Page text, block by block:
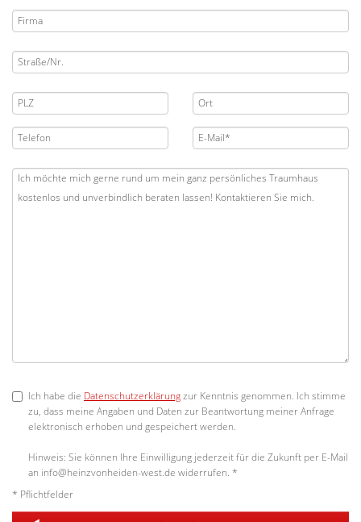
Ich habe die Datenschutzerklärungzur Kenntnis genommen. Ich stimme
zu, dass meine Angaben und Daten zur Beantwortung meiner Anfrage
elektronisch erhoben und gespeichert werden.
Hinweis: Sie können Ihre Einwilligung jederzeit für die Zukunft per E-Mail
an info@heinzvonheiden-west.de widerrufen. *
* Pflichtfelder